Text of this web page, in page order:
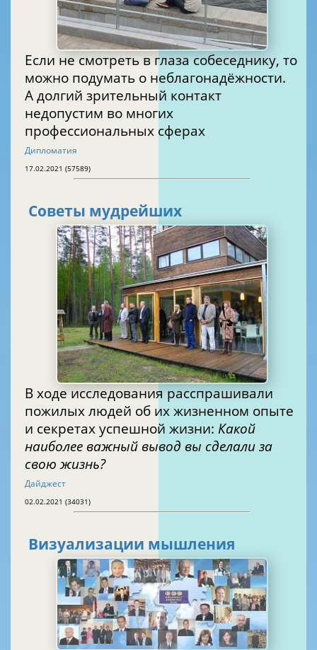
Если не смотреть в глаза собеседнику, то
можно подумать о неблагонадёжности.
А долгий зрительный контакт
недопустим во многих
профессиональных сферах
Дипломатия
17.02.2021 (57589)
Советы мудрейших
В ходе исследования расспрашивали
пожилых людей об их жизненном опыте
и секретах успешной жизни: Какой
наиболее важный вывод вы сделали за
свою жизнь?
Дайджест
02.02.2021 (34031)
Визуализации мышления